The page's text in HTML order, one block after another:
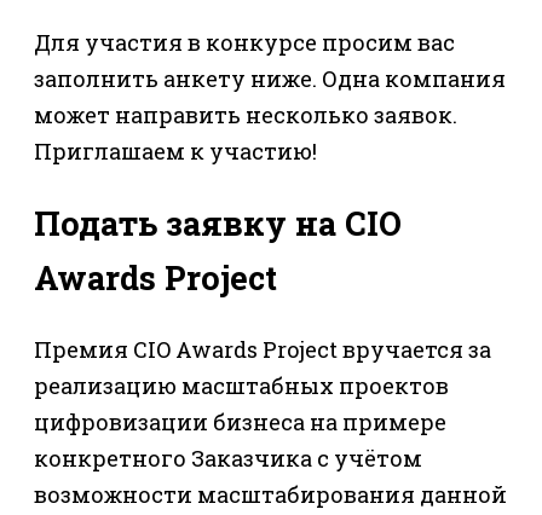
Для участия в конкурсе просим вас
заполнить анкету ниже. Одна компания
может направить несколько заявок.
Приглашаем к участию!
Подать заявку на CIO
Awards Project
Премия CIO Awards Project вручается за
реализацию масштабных проектов
цифровизации бизнеса на примере
конкретного Заказчика с учётом
возможности масштабирования данной